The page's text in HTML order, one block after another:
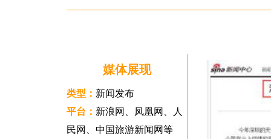
媒体展现
类型： 新闻发布
平台： 新浪网、凤凰网、人
民网、中国旅游新闻网等